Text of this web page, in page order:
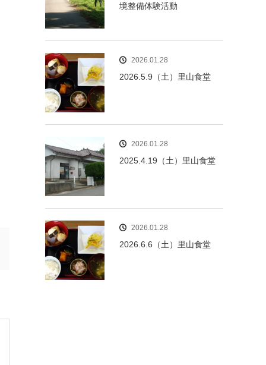
境整備体験活動
2026.01.28
2026.5.9（土）里山食堂
2026.01.28
2025.4.19（土）里山食堂
2026.01.28
2026.6.6（土）里山食堂